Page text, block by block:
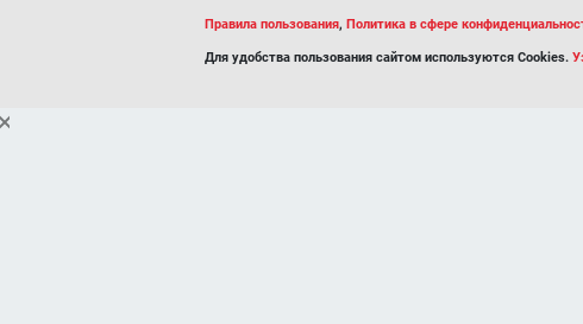
Правила пользования, Политика в сфере
Для удобства пользования сайтом используются Cookies.